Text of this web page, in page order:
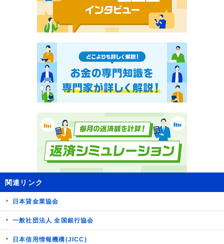
関連リンク
日本貸金業協会
一般社団法人 全国銀行協会
日本信用情報機構(JICC)